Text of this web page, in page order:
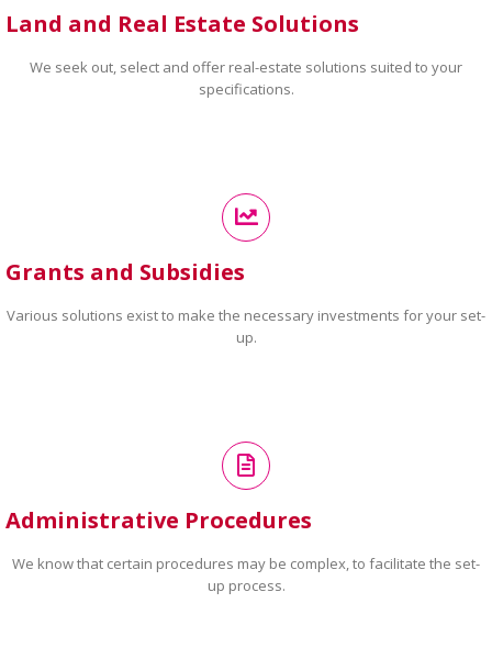
Land and Real Estate Solutions
We seek out, select and offer real-estate solutions suited to your
specifications.
Grants and Subsidies
Various solutions exist to make the necessary investments for your set-
up.
Administrative Procedures
We know that certain procedures may be complex, to facilitate the set-
up process.